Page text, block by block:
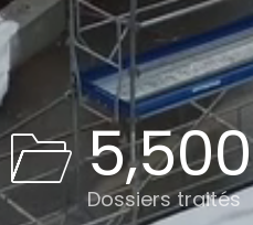
5,500
Dossiers traités